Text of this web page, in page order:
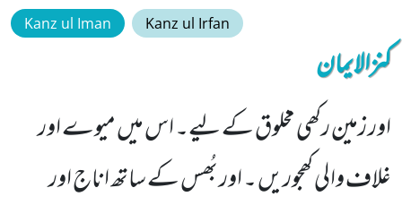
Kanz ul Iman Kanz ul Irfan
کنزالایمان
اور زمین رکھی مخلوق کے لیے۔ اس میں میوے اور
غلاف والی کھجوریں ۔ اور بُھس کے ساتھ اناج اور